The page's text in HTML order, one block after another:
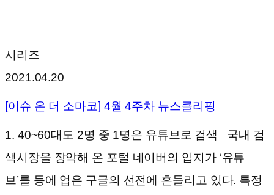
시리즈
2021.04.20
[이슈 온 더 소마코] 4월 4주차 뉴스클리핑
1. 40~60대도 2명 중 1명은 유튜브로 검색 국내 검
색시장을 장악해 온 포털 네이버의 입지가 ‘유튜
브’를 등에 업은 구글의 선전에 흔들리고 있다. 특정